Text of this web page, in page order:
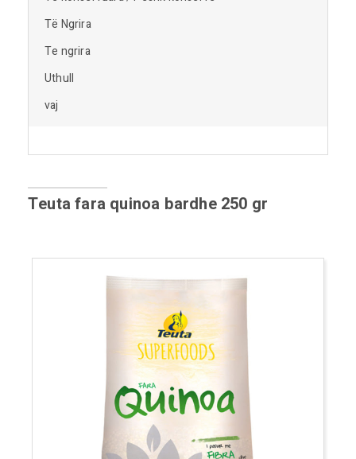
Të Ngrira
Te ngrira
Uthull
vaj
Teuta fara quinoa bardhe 250 gr